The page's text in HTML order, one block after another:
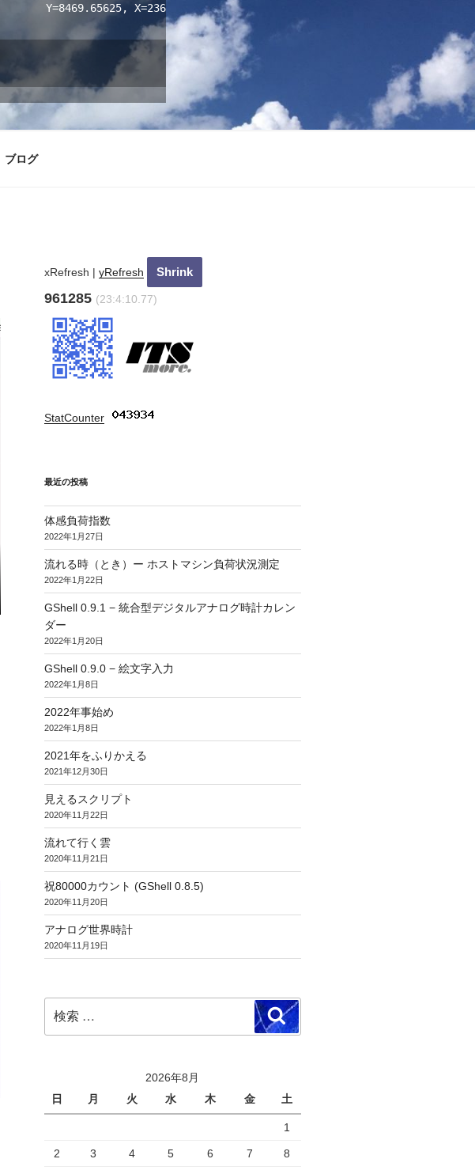
ブログ
Y=8469.65625, X=236
xRefresh | yRefresh
961285 (23:4:11.97)
StatCounter:
最近の投稿
体感負荷指数
2022年1月27日
流れる時（とき）ー ホストマシン負荷状況測定
2022年1月22日
GShell 0.9.1 − 統合型デジタルアナログ時計カレン
ダー
2022年1月20日
GShell 0.9.0 − 絵文字入力
2022年1月8日
2022年事始め
2022年1月8日
2021年をふりかえる
2021年12月30日
見えるスクリプト
2020年11月22日
流れて行く雲
2020年11月21日
祝80000カウント (GShell 0.8.5)
2020年11月20日
アナログ世界時計
2020年11月19日
索:
検
索
2026年8月
日
月 火 水 木 金 土
1
2 3 4 5 6 7 8